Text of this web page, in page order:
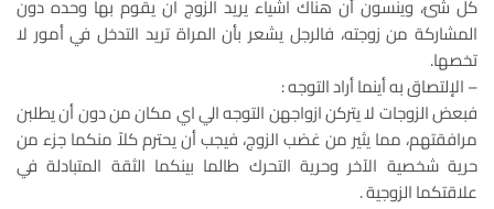
كل شئ، وينسون أن هناك اشياء يريد الزوج ان يقوم بها وحده دون
المشاركة من زوجته، فالرجل يشعر بأن المراة تريد التدخل في أمور لا
تخصها.
– الإلتصاق به أينما أراد التوجه :
فبعض الزوجات لا يتركن ازواجهن التوجه الي اي مكان من دون أن يطلبن
مرافقتهم، مما يثير من غضب الزوج، فيجب أن يحترم كلاً منكما جزء من
حرية شخصية الآخر وحرية التحرك طالما بينكما الثقة المتبادلة في
علاقتكما الزوجية .